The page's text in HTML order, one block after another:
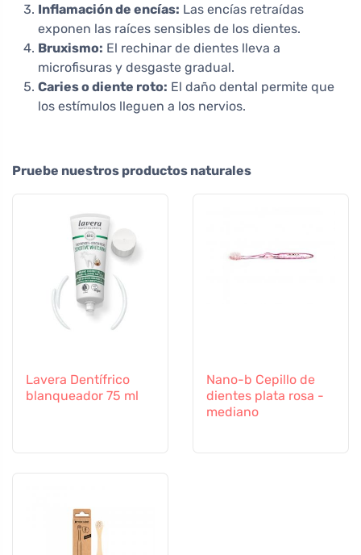
Inflamación de encías: Las encías retraídas
exponen las raíces sensibles de los dientes.
Bruxismo: El rechinar de dientes lleva a
microfisuras y desgaste gradual.
Caries o diente roto: El daño dental permite que
los estímulos lleguen a los nervios.
Pruebe nuestros productos naturales
Lavera Dentífrico
blanqueador 75 ml
Nano-b Cepillo de
dientes plata rosa -
mediano